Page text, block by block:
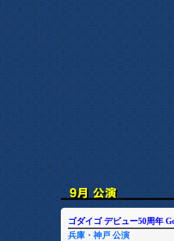
ゴダイゴ デビュー50周年
兵庫・神戸 公演